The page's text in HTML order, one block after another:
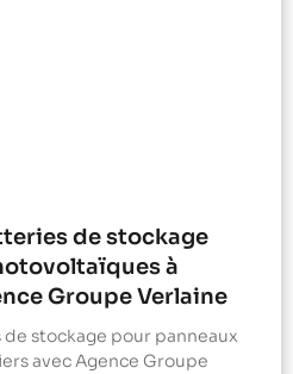
de stockage
à
Groupe Verlaine
stockage pour panneaux
avec Agence Groupe